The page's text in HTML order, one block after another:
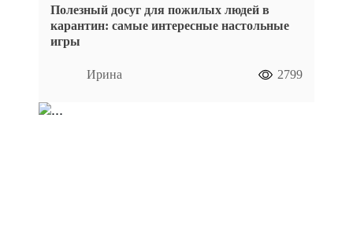
Полезный досуг для пожилых людей в
карантин: самые интересные настольные
игры
Ирина 2799